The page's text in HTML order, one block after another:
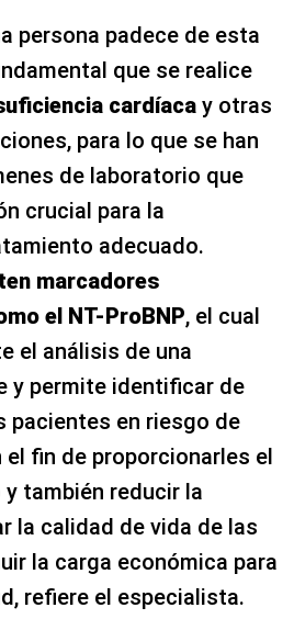
persona padece de esta
que se realice
cardíaca y otras
para lo que se han
de laboratorio que
crucial para la
adecuado.
marcadores
el NT-ProBNP, el cual
el análisis de una
y permite identificar de
pacientes en riesgo de
fin de proporcionarles el
también reducir la
la calidad de vida de las
la carga económica para
refiere el especialista.